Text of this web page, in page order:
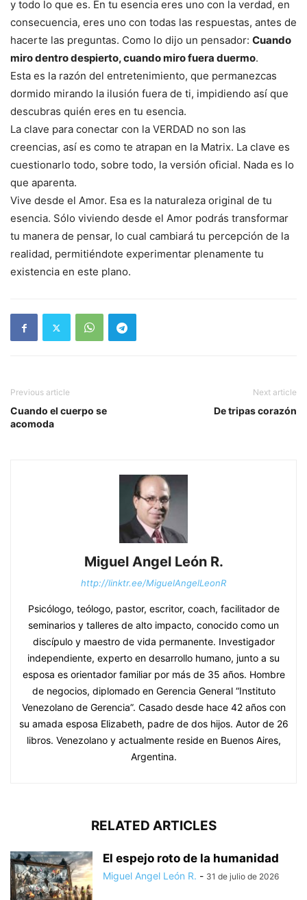
y todo lo que es. En tu esencia eres uno con la verdad, en
consecuencia, eres uno con todas las respuestas, antes de
hacerte las preguntas. Como lo dijo un pensador: Cuando
miro dentro despierto, cuando miro fuera duermo.
Esta es la razón del entretenimiento, que permanezcas
dormido mirando la ilusión fuera de ti, impidiendo así que
descubras quién eres en tu esencia.
La clave para conectar con la VERDAD no son las
creencias, así es como te atrapan en la Matrix. La clave es
cuestionarlo todo, sobre todo, la versión oficial. Nada es lo
que aparenta.
Vive desde el Amor. Esa es la naturaleza original de tu
esencia. Sólo viviendo desde el Amor podrás transformar
tu manera de pensar, lo cual cambiará tu percepción de la
realidad, permitiéndote experimentar plenamente tu
existencia en este plano.
Previous article
Cuando el cuerpo se
acomoda
Next article
De tripas corazón
Miguel Angel León R.
http://linktr.ee/MiguelAngelLeonR
Psicólogo, teólogo, pastor, escritor, coach, facilitador de
seminarios y talleres de alto impacto, conocido como un
discípulo y maestro de vida permanente. Investigador
independiente, experto en desarrollo humano, junto a su
esposa es orientador familiar por más de 35 años. Hombre
de negocios, diplomado en Gerencia General “Instituto
Venezolano de Gerencia”. Casado desde hace 42 años con
su amada esposa Elizabeth, padre de dos hijos. Autor de 26
libros. Venezolano y actualmente reside en Buenos Aires,
Argentina.
RELATED ARTICLES
El espejo roto de la humanidad
Miguel Angel León R. - 31 de julio de 2026